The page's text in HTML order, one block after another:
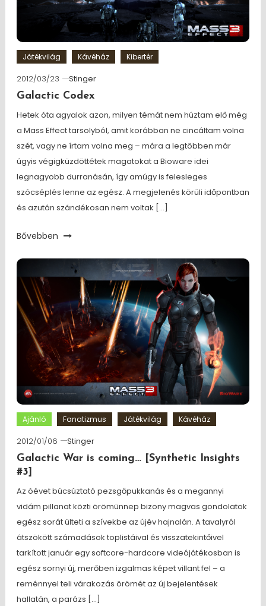
Játékvilág Kávéház Kibertér
2012/03/23
Stinger
Galactic Codex
Hetek óta agyalok azon, milyen témát nem húztam elő még
a Mass Effect tarsolyból, amit korábban ne cincáltam volna
szét, vagy ne írtam volna meg – mára a legtöbben már
úgyis végigküzdöttétek magatokat a Bioware idei
legnagyobb durranásán, így amúgy is felesleges
szócséplés lenne az egész. A megjelenés körüli időpontban
és azután szándékosan nem voltak […]
Bővebben
Ajánló Fanatizmus Játékvilág Kávéház
2012/01/06
Stinger
Galactic War is coming… [Synthetic Insights
#3]
Az óévet búcsúztató pezsgőpukkanás és a megannyi
vidám pillanat közti örömünnep bizony magvas gondolatok
egész sorát ülteti a szívekbe az újév hajnalán. A tavalyról
átszökött számadások toplistáival és visszatekintőivel
tarkított január egy softcore-hardcore videójátékosban is
egész sornyi új, merőben izgalmas képet villant fel – a
reménnyel teli várakozás örömét az új bejelentések
hallatán, a parázs […]